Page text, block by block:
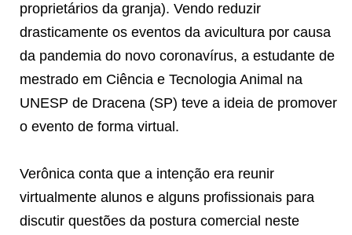
proprietários da granja). Vendo reduzir
drasticamente os eventos da avicultura por causa
da pandemia do novo coronavírus, a estudante de
mestrado em Ciência e Tecnologia Animal na
UNESP de Dracena (SP) teve a ideia de promover
o evento de forma virtual.
Verônica conta que a intenção era reunir
virtualmente alunos e alguns profissionais para
discutir questões da postura comercial neste